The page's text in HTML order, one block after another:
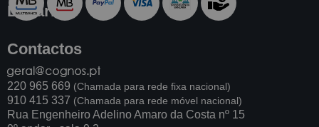
Livraria
Contactos
220 965 669 (Chamada para rede fixa nacional)
910 415 337 (Chamada para rede móvel nacional)
Rua Engenheiro Adelino Amaro da Costa nº 15